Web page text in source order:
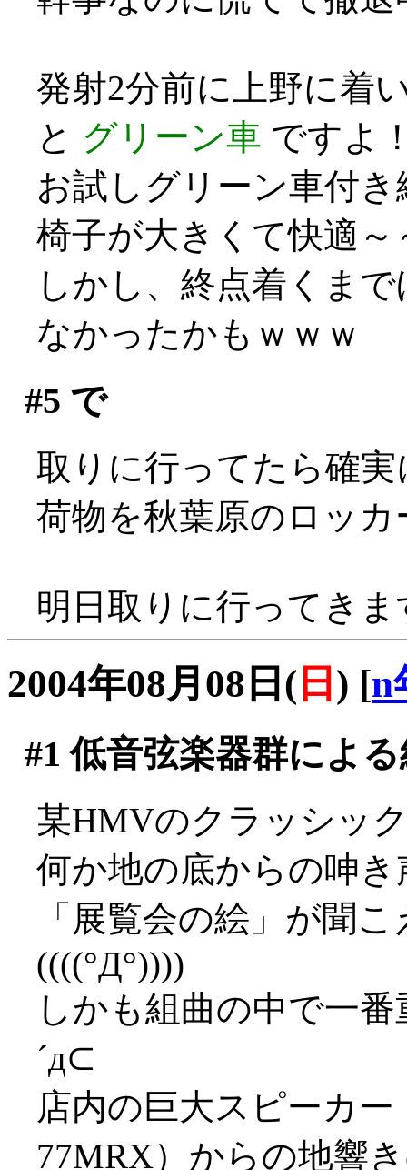
発射2分前に上野に着
と グリーン車 ですよ
お試しグリーン車付
椅子が大きくて快適
しかし、終点着くま
なかったかもｗｗｗ
#5 で
取りに行ってたら確
荷物を秋葉原のロッ
明日取りに行ってきま
2004年08月08日( 日 ) [n
#1 低音弦楽器群によ
某HMVのクラッシッ
何か地の底からの呻
「展覧会の絵」が聞
((((°Д°))))
しかも組曲の中で一
´д⊂
店内の巨大スピーカ
77MRX）からの地響